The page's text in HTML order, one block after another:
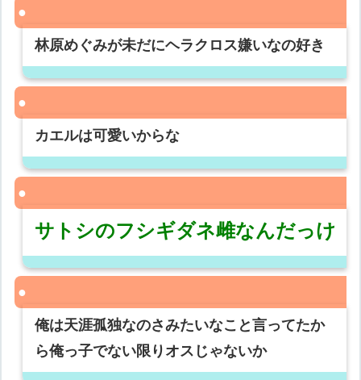
林原めぐみが未だにヘラクロス嫌いなの好き
カエルは可愛いからな
サトシのフシギダネ雌なんだっけ
俺は天涯孤独なのさみたいなこと言ってたか
ら俺っ子でない限りオスじゃないか